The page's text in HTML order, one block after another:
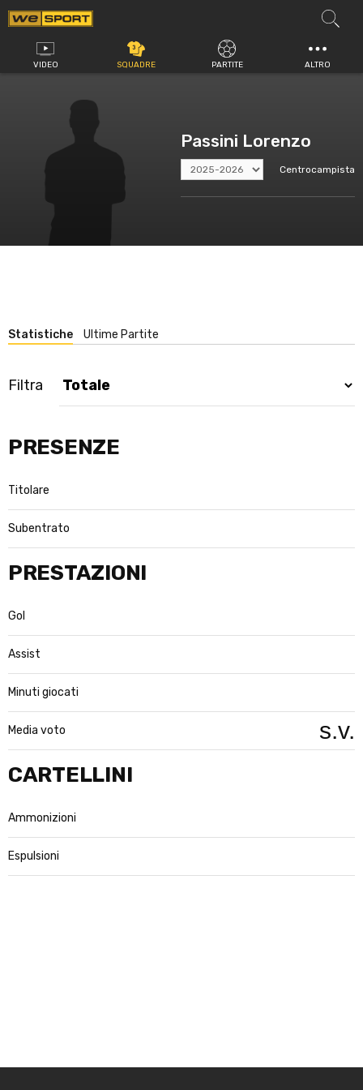
Vai
al
contenuto
VIDEO SQUADRE PARTITE ALTRO
Passini Lorenzo
Centrocampista
Statistiche Ultime Partite
Filtra
PRESENZE
Titolare
Subentrato
CARTELLINI
Ammonizioni
Espulsioni
PRESTAZIONI
Gol
Assist
Minuti giocati
Media voto s.v.